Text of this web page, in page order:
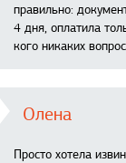
правильно:
4 дня, оплатила
кого никаких
Олена
Просто хотела